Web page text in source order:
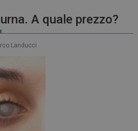
A quale prezzo?
Landucci